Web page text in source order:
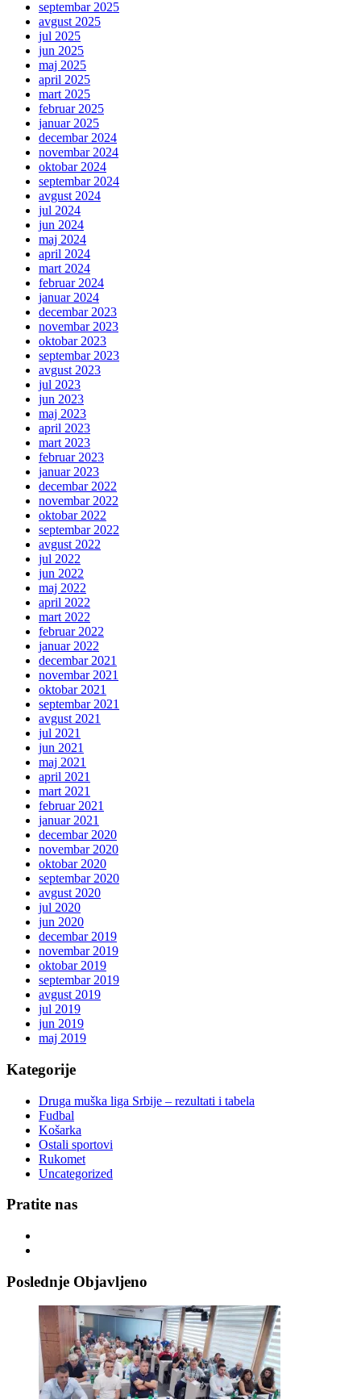
septembar 2025
avgust 2025
jul 2025
jun 2025
maj 2025
april 2025
mart 2025
februar 2025
januar 2025
decembar 2024
novembar 2024
oktobar 2024
septembar 2024
avgust 2024
jul 2024
jun 2024
maj 2024
april 2024
mart 2024
februar 2024
januar 2024
decembar 2023
novembar 2023
oktobar 2023
septembar 2023
avgust 2023
jul 2023
jun 2023
maj 2023
april 2023
mart 2023
februar 2023
januar 2023
decembar 2022
novembar 2022
oktobar 2022
septembar 2022
avgust 2022
jul 2022
jun 2022
maj 2022
april 2022
mart 2022
februar 2022
januar 2022
decembar 2021
novembar 2021
oktobar 2021
septembar 2021
avgust 2021
jul 2021
jun 2021
maj 2021
april 2021
mart 2021
februar 2021
januar 2021
decembar 2020
novembar 2020
oktobar 2020
septembar 2020
avgust 2020
jul 2020
jun 2020
decembar 2019
novembar 2019
oktobar 2019
septembar 2019
avgust 2019
jul 2019
jun 2019
maj 2019
Kategorije
Druga muška liga Srbije – rezultati i tabela
Fudbal
Košarka
Ostali sportovi
Rukomet
Uncategorized
Pratite nas
Poslednje Objavljeno